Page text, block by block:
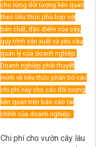
cho từng đối tượng liên quan
theo tiêu thức phù hợp với
bản chất, đặc điểm của cây,
quy trình sản xuất và yêu cầu
quản lý của doanh nghiệp.
Doanh nghiệp phải thuyết
minh về tiêu thức phân bổ các
chi phí này cho các đối tượng
liên quan trên báo cáo tài
chính của doanh nghiệp.
Chi phí cho vườn cây lâu